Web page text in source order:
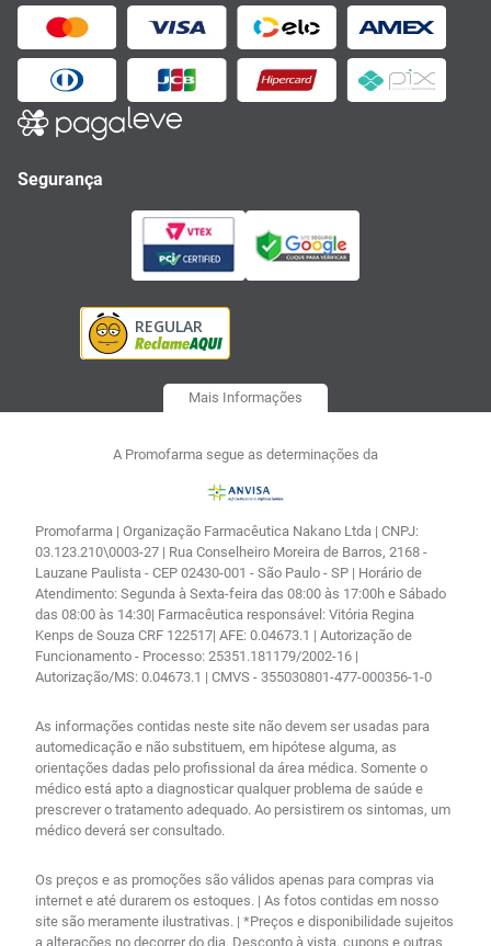
Segurança
Mais Informações
A Promofarma segue as determinações da
Promofarma | Organização Farmacêutica Nakano Ltda | CNPJ:
03.123.210\0003-27 | Rua Conselheiro Moreira de Barros, 2168 -
Lauzane Paulista - CEP 02430-001 - São Paulo - SP | Horário de
Atendimento: Segunda à Sexta-feira das 08:00 às 17:00h e Sábado
das 08:00 às 14:30| Farmacêutica responsável: Vitória Regina
Kenps de Souza CRF 122517| AFE: 0.04673.1 | Autorização de
Funcionamento - Processo: 25351.181179/2002-16 |
Autorização/MS: 0.04673.1 | CMVS - 355030801-477-000356-1-0
As informações contidas neste site não devem ser usadas para
automedicação e não substituem, em hipótese alguma, as
orientações dadas pelo profissional da área médica. Somente o
médico está apto a diagnosticar qualquer problema de saúde e
prescrever o tratamento adequado. Ao persistirem os sintomas, um
médico deverá ser consultado.
Os preços e as promoções são válidos apenas para compras via
internet e até durarem os estoques. | As fotos contidas em nosso
site são meramente ilustrativas. | *Preços e disponibilidade sujeitos
a alterações no decorrer do dia. Desconto à vista, cupons e outras